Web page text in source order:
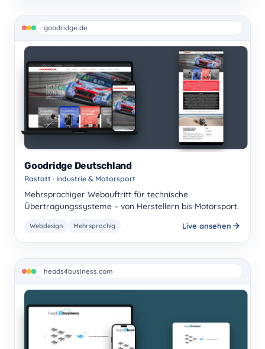
goodridge.de
Goodridge Deutschland
Rastatt · Industrie & Motorsport
Mehrsprachiger Webauftritt für technische
Übertragungssysteme – von Herstellern bis Motorsport.
Webdesign Mehrsprachig Live ansehen
heads4business.com